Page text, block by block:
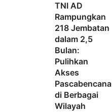
TNI AD
Rampungkan
218 Jembatan
dalam 2,5
Bulan:
Pulihkan
Akses
Pascabencana
di Berbagai
Wilayah